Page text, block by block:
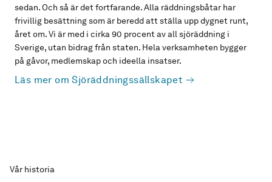
sedan. Och så är det fortfarande. Alla räddningsbåtar har
frivillig besättning som är beredd att ställa upp dygnet runt,
året om. Vi är med i cirka 90 procent av all sjöräddning i
Sverige, utan bidrag från staten. Hela verksamheten bygger
på gåvor, medlemskap och ideella insatser.
Läs mer om Sjöräddningssällskapet
Vår historia